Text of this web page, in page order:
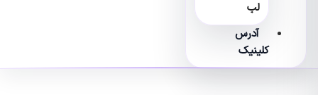
آدرس
کلینیک